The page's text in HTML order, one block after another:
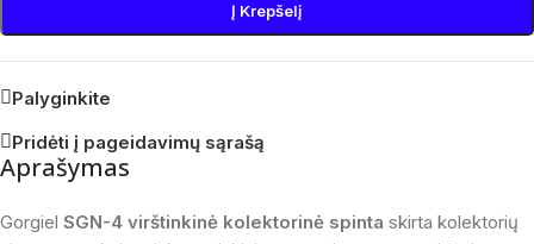
Į Krepšelį
Palyginkite
Pridėti į pageidavimų sąrašą
Aprašymas
Gorgiel SGN-4 virštinkinė kolektorinė spinta skirta kolektorių